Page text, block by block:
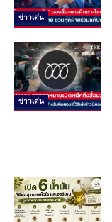
ข่าวเด่น
ข่าวเด่น